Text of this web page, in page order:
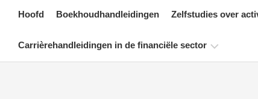
Hoofd Boekhoudhandleidingen Zelfstudies over
Carrièrehandleidingen in de financiële sector